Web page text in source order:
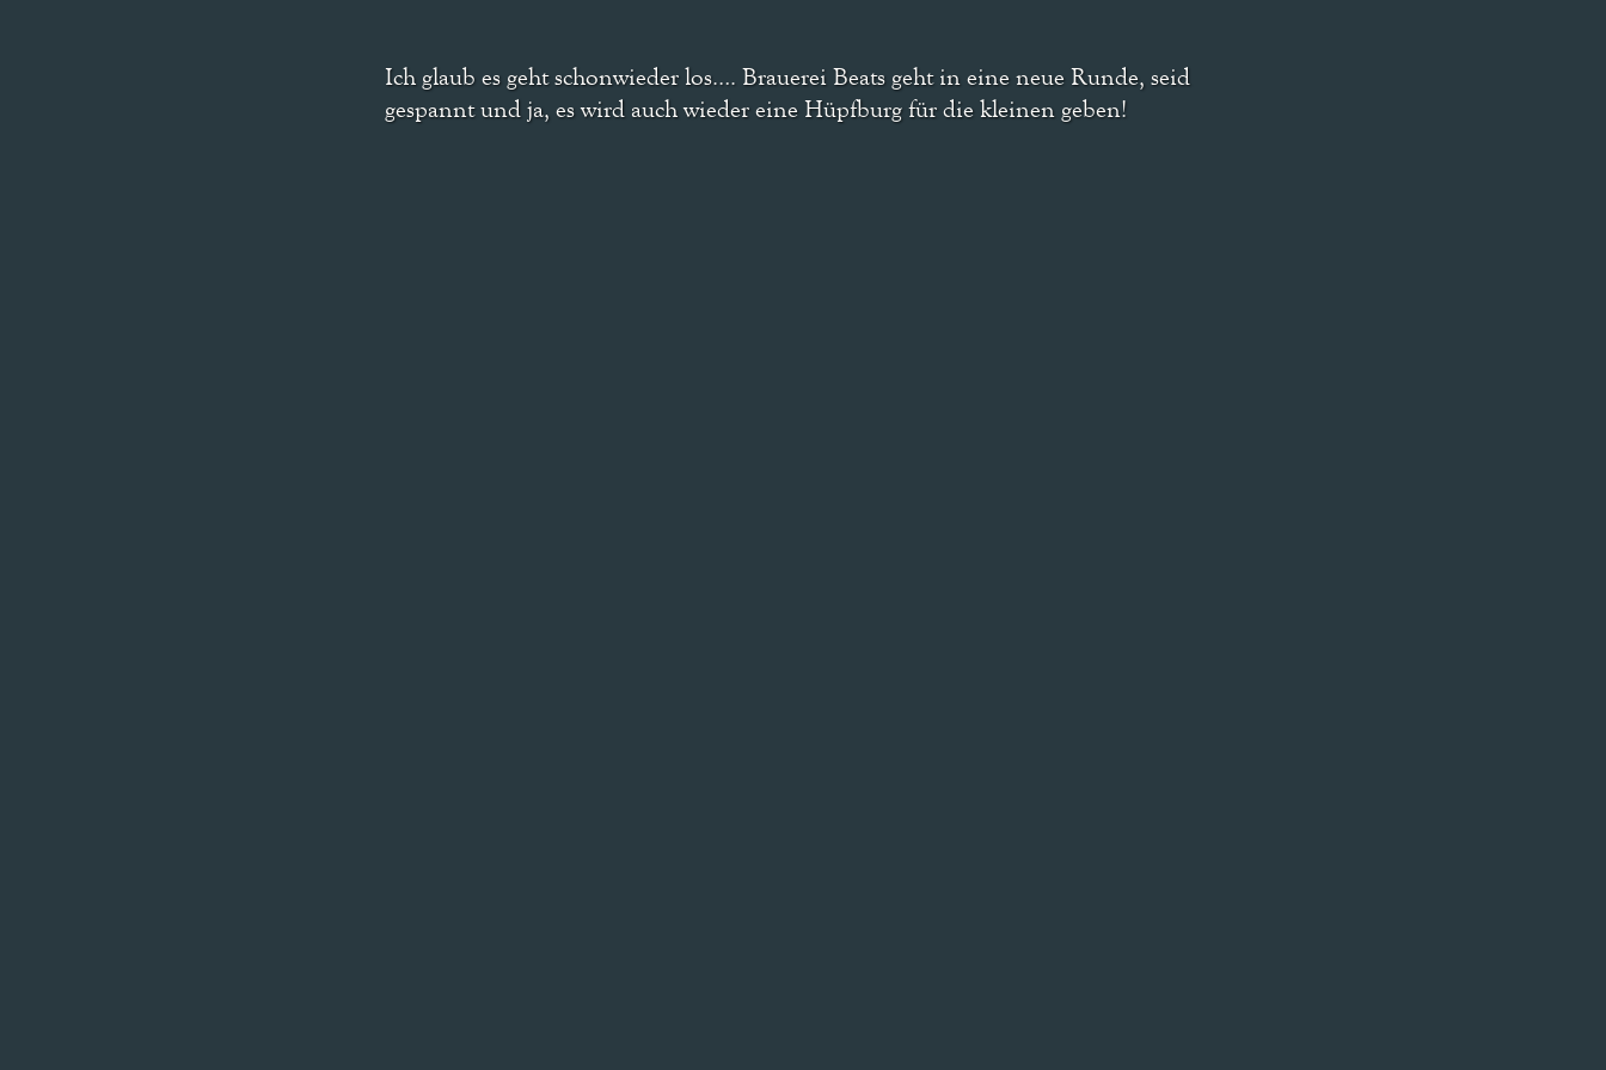
Ich glaub es geht schonwieder los…. Brauerei Beats geht in eine neue Runde, seid
gespannt und ja, es wird auch wieder eine Hüpfburg für die kleinen geben!